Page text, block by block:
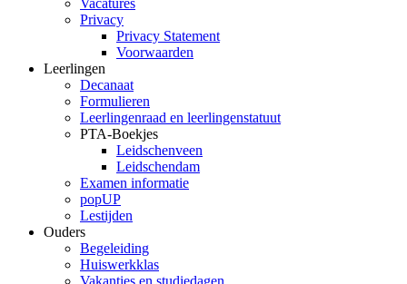
Vacatures
Privacy
Privacy Statement
Voorwaarden
Leerlingen
Decanaat
Formulieren
Leerlingenraad en leerlingenstatuut
PTA-Boekjes
Leidschenveen
Leidschendam
Examen informatie
popUP
Lestijden
Ouders
Begeleiding
Huiswerkklas
Vakanties en studiedagen